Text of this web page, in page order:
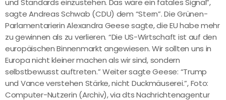
und Standards einzustehen. Das wäre ein fatales Signal”,
sagte Andreas Schwab (CDU) dem “Stern”. Die Grünen-
Parlamentarierin Alexandra Geese sagte, die EU habe mehr
zu gewinnen als zu verlieren. “Die US-Wirtschaft ist auf den
europäischen Binnenmarkt angewiesen. Wir sollten uns in
Europa nicht kleiner machen als wir sind, sondern
selbstbewusst auftreten.” Weiter sagte Geese: “Trump
und Vance verstehen Stärke, nicht Duckmäuserei.”, Foto:
Computer-Nutzerin (Archiv), via dts Nachrichtenagentur